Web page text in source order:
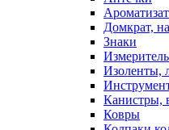
Домкрат,
Знаки
Изоленты,
Канистры,
Ковры